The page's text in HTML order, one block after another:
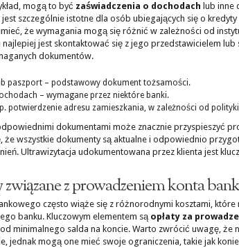
mogą to być zaświadczenia o dochodach lub inne
szczególnie istotne dla osób ubiegających się o
że wymagania mogą się różnić w zależności od
jest skontaktować się z jego przedstawicielem
dokumentów.
paszport – podstawowy dokument tożsamości.
– wymagane przez niektóre banki.
potwierdzenie adresu zamieszkania, w zależności od
dokumentami może znacznie przyspieszyć
że wszystkie dokumenty są aktualne i odpowiednio
Ultrawizytacja udokumentowana przez klienta jest
związane z prowadzeniem konta
często wiąże się z różnorodnymi kosztami, które
banku. Kluczowym elementem są opłaty za
od minimalnego salda na koncie. Warto zwrócić uwagę,
jednak mogą one mieć swoje ograniczenia, takie jak